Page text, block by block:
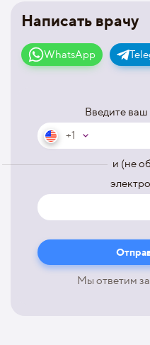
Написать врачу
WhatsApp
Введите
+1
и (не
Мы ответим